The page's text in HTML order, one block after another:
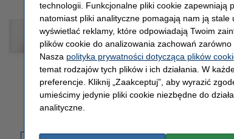
powiększ
Ten pakiet zawiera 50 rolek
Normalnie 79 zł, a w zestawie
Właściwości
Marka:
Długość rolki:
Rodzaj:
Ilość:
Za rolkę
1,44 zł
72,00 zł
technologii. Funkcjonalne pliki cookie zapewniają
natomiast pliki analityczne pomagają nam ją stale
wyświetlać reklamy, które odpowiadają Twoim
plików cookie do analizowania zachowań
Nasza polityka prywatności dotycząca plików
temat rodzajów tych plików i ich działania. W
preferencje. Kliknij „Zaakceptuj”, aby wyrazić
umieścimy jedynie pliki cookie niezbędne do
analityczne.